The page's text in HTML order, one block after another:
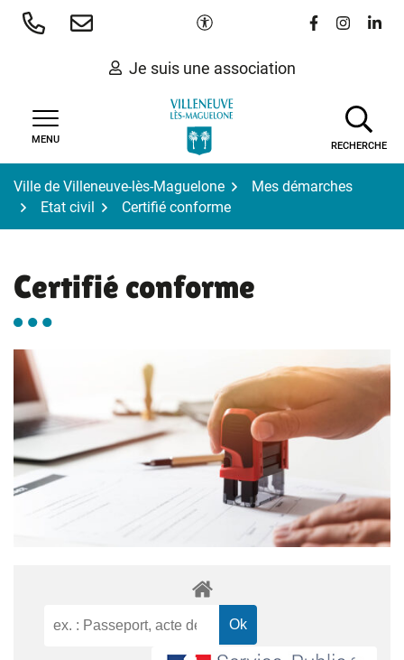
Aller
Paramètres d'accessibilité
Lien vers le
Lien vers
Lien
Je suis une association
MENU
RECHERCHE
Ville de Villeneuve-lès-Maguelone
Mes démarches
Etat civil
Certifié conforme
Certifié conforme